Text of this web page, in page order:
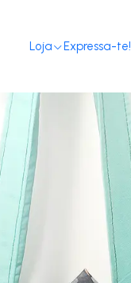
Loja Expressa-te!